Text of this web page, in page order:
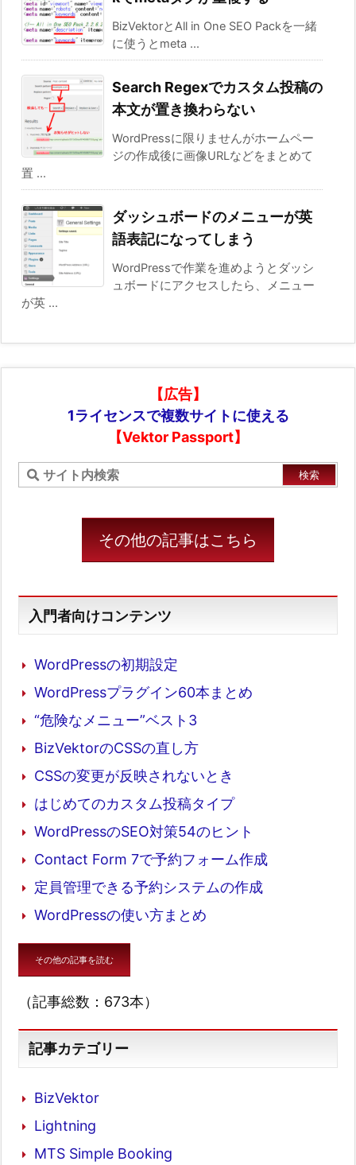
BizVektorとAll in One SEO Packを一緒
に使うとmeta ...
Search Regexでカスタム投稿の
本文が置き換わらない
WordPressに限りませんがホームペー
ジの作成後に画像URLなどをまとめて
置 ...
ダッシュボードのメニューが英
語表記になってしまう
WordPressで作業を進めようとダッシ
ュボードにアクセスしたら、メニュー
が英 ...
【広告】
1ライセンスで複数サイトに使える
【Vektor Passport】
その他の記事はこちら
入門者向けコンテンツ
WordPressの初期設定
WordPressプラグイン60本まとめ
“危険なメニュー”ベスト3
BizVektorのCSSの直し方
CSSの変更が反映されないとき
はじめてのカスタム投稿タイプ
WordPressのSEO対策54のヒント
Contact Form 7で予約フォーム作成
定員管理できる予約システムの作成
WordPressの使い方まとめ
その他の記事を読む
（記事総数：673本）
記事カテゴリー
BizVektor
Lightning
MTS Simple Booking